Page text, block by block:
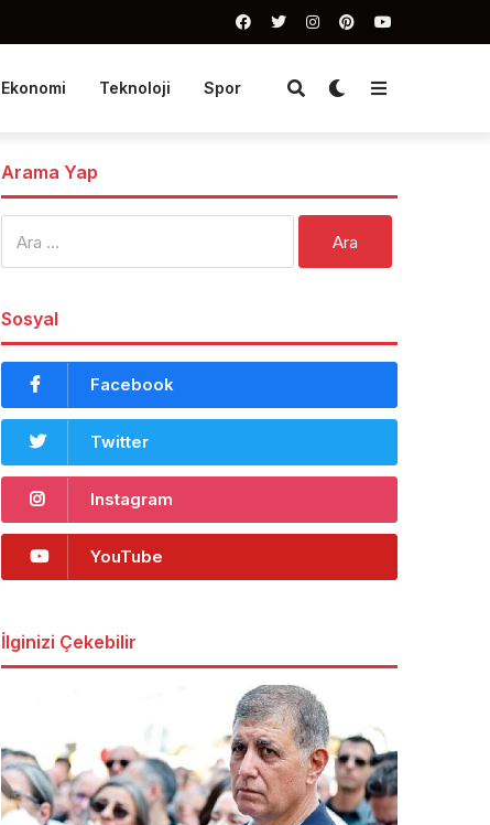
Ekonomi Teknoloji Spor
Arama Yap
Sosyal
Facebook
Twitter
Instagram
YouTube
İlginizi Çekebilir